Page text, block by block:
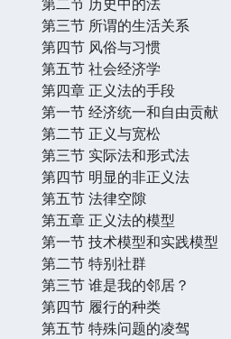
第三节 所谓的生活关系
第四节 风俗与习惯
第五节 社会经济学
第四章 正义法的手段
第一节 经济统一和自由贡献
第二节 正义与宽松
第三节 实际法和形式法
第四节 明显的非正义法
第五节 法律空隙
第五章 正义法的模型
第一节 技术模型和实践模型
第二节 特别社群
第三节 谁是我的邻居？
第四节 履行的种类
第五节 特殊问题的凌驾